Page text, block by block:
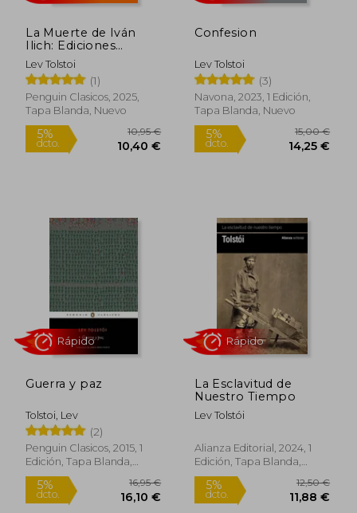
La Muerte de Iván
Ilich: Ediciones
Icónicas
Lev Tolstoi
(1)
Penguin Clasicos, 2025,
Tapa Blanda, Nuevo
5%
dcto.
Rápido
Confesion
Lev Tolstoi
(3)
Navona, 2023, 1 Edición,
Tapa Blanda, Nuevo
5%
dcto.
Guerra y paz
Tolstoi, Lev
(2)
Penguin Clasicos, 2015, 1
Edición, Tapa Blanda,
Nuevo
La Esclavitud de
Nuestro Tiempo
Lev Tolstói
Alianza Editorial, 2024, 1
Edición, Tapa Blanda,
Nuevo